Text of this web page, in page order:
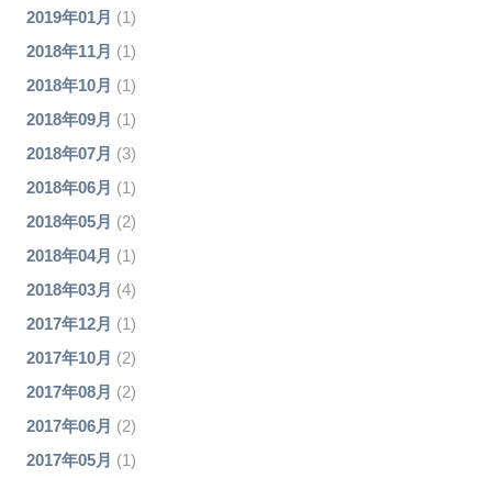
2019年01月 (1)
2018年11月 (1)
2018年10月 (1)
2018年09月 (1)
2018年07月 (3)
2018年06月 (1)
2018年05月 (2)
2018年04月 (1)
2018年03月 (4)
2017年12月 (1)
2017年10月 (2)
2017年08月 (2)
2017年06月 (2)
2017年05月 (1)